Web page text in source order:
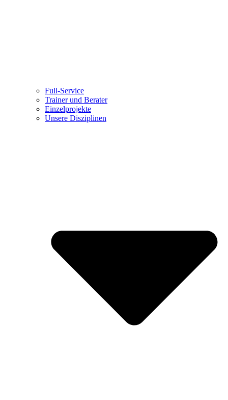
Full-Service
Trainer und Berater
Einzelprojekte
Unsere Disziplinen